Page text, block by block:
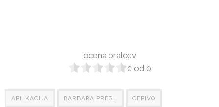
ocena bralcev
0 od 0
APLIKACIJA BARBARA PREGL CEPIVO